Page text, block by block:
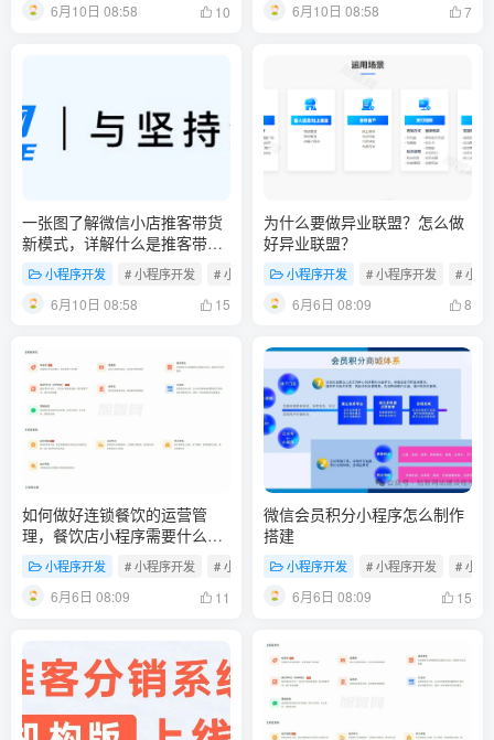
6月10日 08:58 10 6月10日 08:58 7
一张图了解微信小店推客带货
新模式，详解什么是推客带
货？微信小店推客机构怎么
玩？小程序开发 # 小程序开发 # 小程序制作 # 门店小程序
6月10日 08:58 15
为什么要做异业联盟？怎么做
好异业联盟？
小程序开发 # 小程序开发 # 小程
6月6日 08:09 8
如何做好连锁餐饮的运营管
理，餐饮店小程序需要什么功
能? 小程序开发 # 小程序开发 # 小程序制作 # 门店小程序
6月6日 08:09 11
微信会员积分小程序怎么制作
搭建
小程序开发 # 小程序开发 # 小程
6月6日 08:09 15